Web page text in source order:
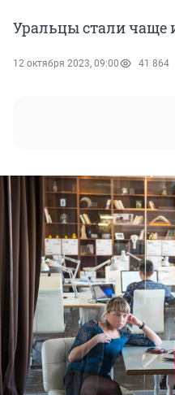
Уральцы стали чаще
12 октября 2023, 09:00 41 864